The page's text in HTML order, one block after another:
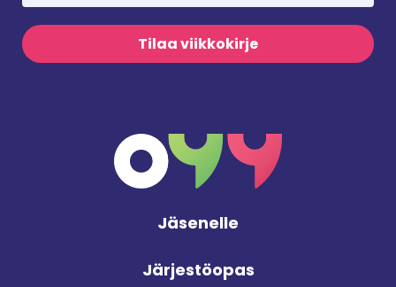
Tilaa viikkokirje
Jäsenelle
Järjestöopas